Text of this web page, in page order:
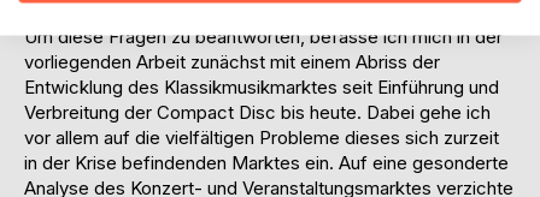
Um diese Fragen zu beantworten, befasse ich mich in der
vorliegenden Arbeit zunächst mit einem Abriss der
Entwicklung des Klassikmusikmarktes seit Einführung und
Verbreitung der Compact Disc bis heute. Dabei gehe ich
vor allem auf die vielfältigen Probleme dieses sich zurzeit
in der Krise befindenden Marktes ein. Auf eine gesonderte
Analyse des Konzert- und Veranstaltungsmarktes verzichte